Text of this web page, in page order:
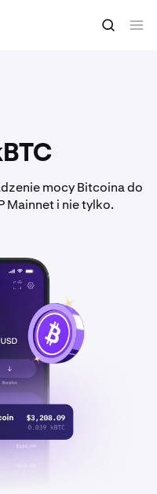
mocy Bitcoina do
Mainnet i nie tylko.